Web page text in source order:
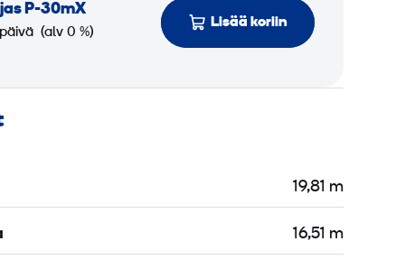
P-30mX
(alv 0 %)
Lisää koriin
19,81 m
16,51 m